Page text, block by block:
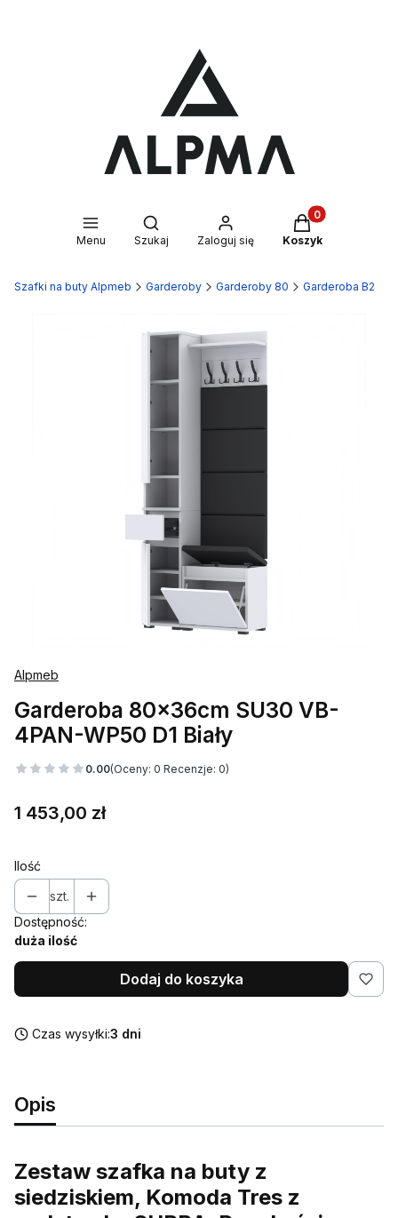
Menu
Otwórz wyszukiwarkę
Szukaj Zaloguj się
Produkty w
Koszyk
Szafki na buty Alpmeb Garderoby Garderoby 80 Garderoba B2
Alpmeb
Garderoba 80x36cm SU30 VB-
4PAN-WP50 D1 Biały
0.00(Oceny: 0 Recenzje: 0)
Cena
1 453,00 zł
Ilość
szt.
Dostępność:
duża ilość
Dodaj do koszyka
Czas wysyłki:3 dni
Opis
Zestaw szafka na buty z
siedziskiem, Komoda Tres z